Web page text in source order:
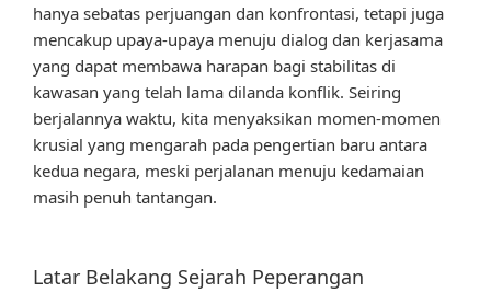
hanya sebatas perjuangan dan konfrontasi, tetapi juga
mencakup upaya-upaya menuju dialog dan kerjasama
yang dapat membawa harapan bagi stabilitas di
kawasan yang telah lama dilanda konflik. Seiring
berjalannya waktu, kita menyaksikan momen-momen
krusial yang mengarah pada pengertian baru antara
kedua negara, meski perjalanan menuju kedamaian
masih penuh tantangan.
Latar Belakang Sejarah Peperangan